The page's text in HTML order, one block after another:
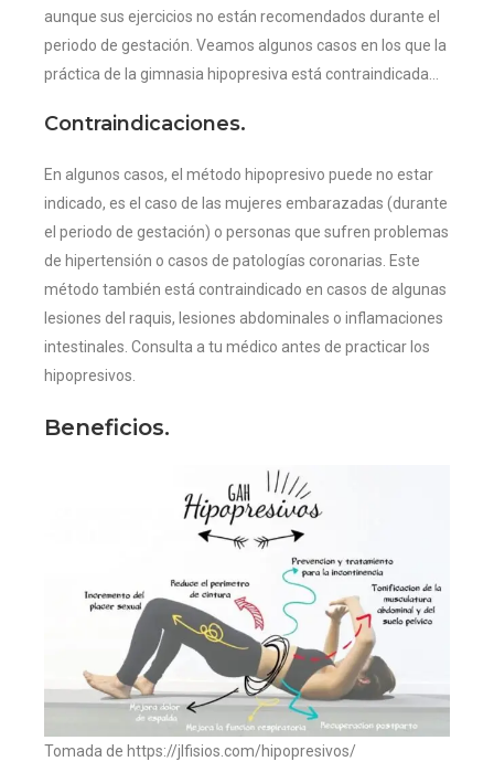
aunque sus ejercicios no están recomendados durante el
periodo de gestación. Veamos algunos casos en los que la
práctica de la gimnasia hipopresiva está contraindicada…
Contraindicaciones.
En algunos casos, el método hipopresivo puede no estar
indicado, es el caso de las mujeres embarazadas (durante
el periodo de gestación) o personas que sufren problemas
de hipertensión o casos de patologías coronarias. Este
método también está contraindicado en casos de algunas
lesiones del raquis, lesiones abdominales o inflamaciones
intestinales. Consulta a tu médico antes de practicar los
hipopresivos.
Beneficios.
Tomada de https://jlfisios.com/hipopresivos/